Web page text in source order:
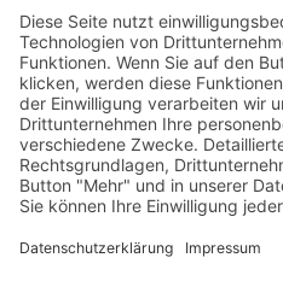
1110 Wien
Telefon: 01/513 15 35-0
E-Mail:access[at]oeziv.org
© 2025 ÖZIV
Home